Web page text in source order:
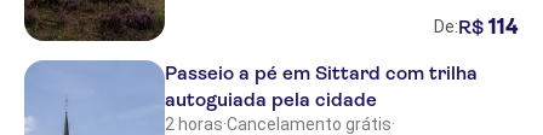
De:R$ 114
Passeio a pé em Sittard com trilha
autoguiada pela cidade
2 horas·Cancelamento grátis·